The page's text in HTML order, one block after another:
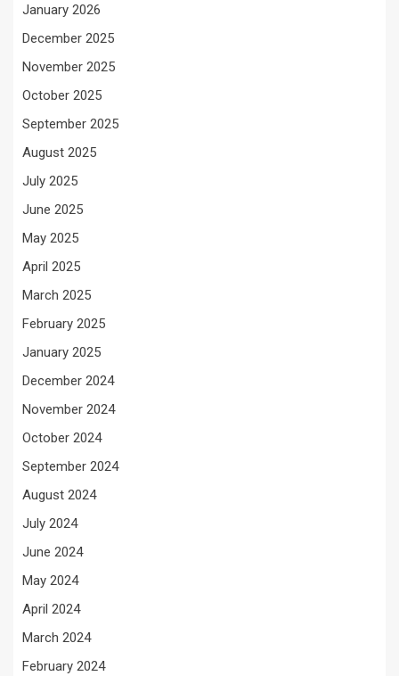
January 2026
December 2025
November 2025
October 2025
September 2025
August 2025
July 2025
June 2025
May 2025
April 2025
March 2025
February 2025
January 2025
December 2024
November 2024
October 2024
September 2024
August 2024
July 2024
June 2024
May 2024
April 2024
March 2024
February 2024